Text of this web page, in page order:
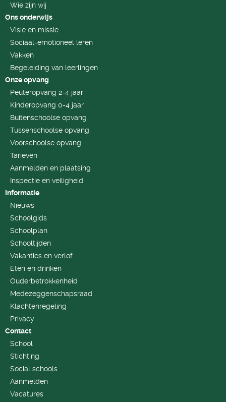
Wie zijn wij
Ons onderwijs
Visie en missie
Sociaal-emotioneel leren
Vakken
Begeleiding van leerlingen
Onze opvang
Peuteropvang 2-4 jaar
Kinderopvang 0-4 jaar
Buitenschoolse opvang
Tussenschoolse opvang
Voorschoolse opvang
Tarieven
Aanmelden en plaatsing
Inspectie en veiligheid
Informatie
Nieuws
Schoolgids
Schoolplan
Schooltijden
Vakanties en verlof
Eten en drinken
Ouderbetrokkenheid
Medezeggenschapsraad
Klachtenregeling
Privacy
Contact
School
Stichting
Social schools
Aanmelden
Vacatures